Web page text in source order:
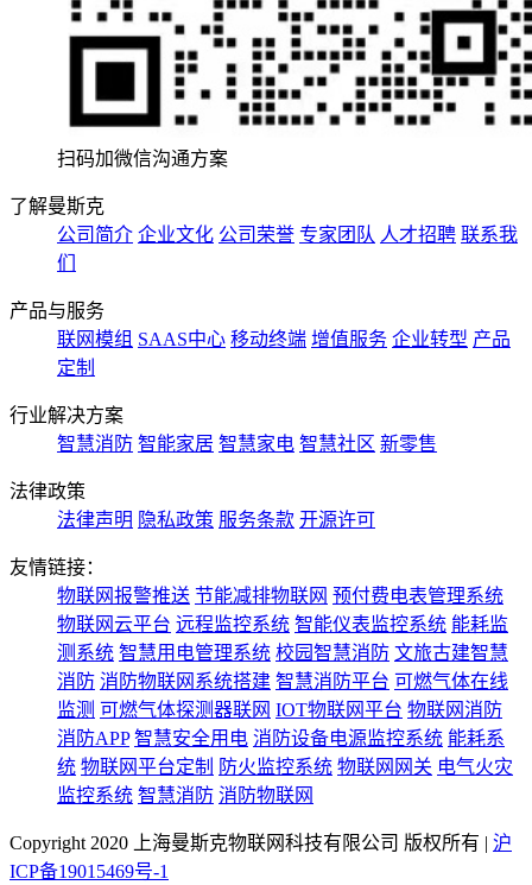
扫码加微信沟通方案
了解曼斯克
公司简介 企业文化 公司荣誉 专家团队 人才招聘 联系我
们
产品与服务
联网模组 SAAS中心 移动终端 增值服务 企业转型 产品
定制
行业解决方案
智慧消防 智能家居 智慧家电 智慧社区 新零售
法律政策
法律声明 隐私政策 服务条款 开源许可
友情链接：
物联网报警推送 节能减排物联网 预付费电表管理系统
物联网云平台 远程监控系统 智能仪表监控系统 能耗监
测系统 智慧用电管理系统 校园智慧消防 文旅古建智慧
消防 消防物联网系统搭建 智慧消防平台 可燃气体在线
监测 可燃气体探测器联网 IOT物联网平台 物联网消防
消防APP 智慧安全用电 消防设备电源监控系统 能耗系
统 物联网平台定制 防火监控系统 物联网网关 电气火灾
监控系统 智慧消防 消防物联网
Copyright 2020 上海曼斯克物联网科技有限公司 版权所有 | 沪
ICP备19015469号-1